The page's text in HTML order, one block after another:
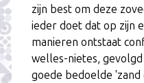
zijn best om deze
ieder doet dat op zijn
manieren ontstaat
welles-nietes,
goede bedoelde